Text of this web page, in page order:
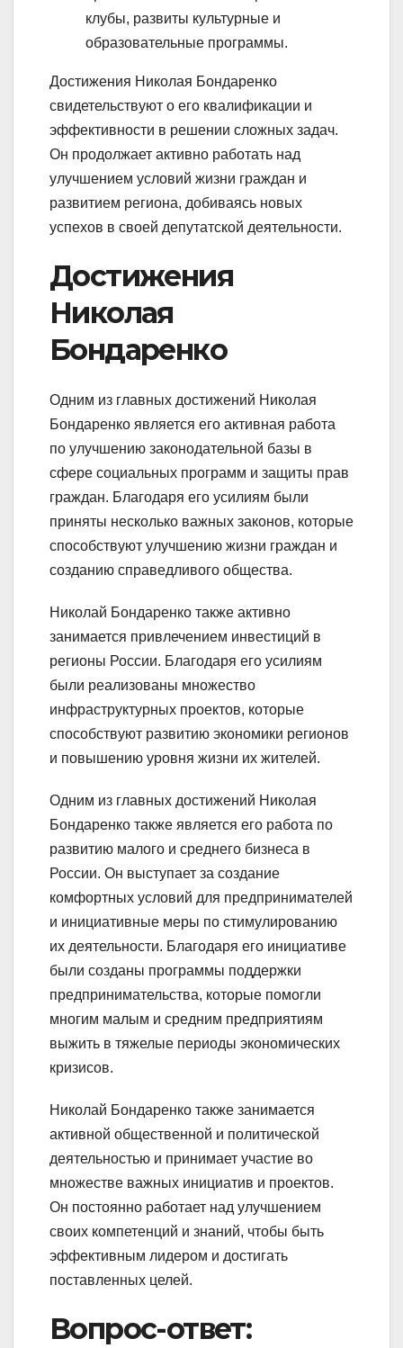
клубы, развиты культурные и
образовательные программы.
Достижения Николая Бондаренко
свидетельствуют о его квалификации и
эффективности в решении сложных задач.
Он продолжает активно работать над
улучшением условий жизни граждан и
развитием региона, добиваясь новых
успехов в своей депутатской деятельности.
Достижения
Николая
Бондаренко
Одним из главных достижений Николая
Бондаренко является его активная работа
по улучшению законодательной базы в
сфере социальных программ и защиты прав
граждан. Благодаря его усилиям были
приняты несколько важных законов, которые
способствуют улучшению жизни граждан и
созданию справедливого общества.
Николай Бондаренко также активно
занимается привлечением инвестиций в
регионы России. Благодаря его усилиям
были реализованы множество
инфраструктурных проектов, которые
способствуют развитию экономики регионов
и повышению уровня жизни их жителей.
Одним из главных достижений Николая
Бондаренко также является его работа по
развитию малого и среднего бизнеса в
России. Он выступает за создание
комфортных условий для предпринимателей
и инициативные меры по стимулированию
их деятельности. Благодаря его инициативе
были созданы программы поддержки
предпринимательства, которые помогли
многим малым и средним предприятиям
выжить в тяжелые периоды экономических
кризисов.
Николай Бондаренко также занимается
активной общественной и политической
деятельностью и принимает участие во
множестве важных инициатив и проектов.
Он постоянно работает над улучшением
своих компетенций и знаний, чтобы быть
эффективным лидером и достигать
поставленных целей.
Вопрос-ответ: